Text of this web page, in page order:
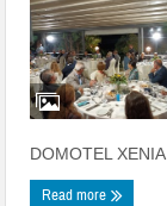
DOMOTEL XENIA
Read more